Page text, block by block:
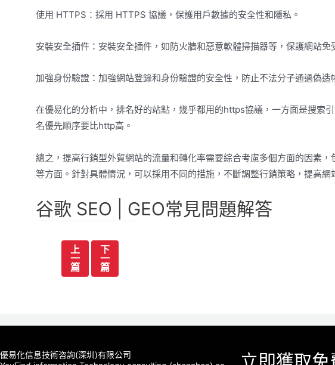
使用 HTTPS：採用 HTTPS 協議，保護用戶數據的安全性和隱私。
安裝安全插件：安裝安全插件，如防火牆和惡意軟體掃描器等，保護網站免
加強身份驗證：加強網站登錄和身份驗證的安全性，防止不法分子通過偽造
在優易化的分析中，排名好的站點，幾乎都用的https協議，一方面是搜索
名優先順序要比http高。
總之，提高行銷型外貿網站的流量和轉化率需要綜合考慮多個方面的因素
等方面。針對具體情況，可以採用不同的措施，不斷調整行銷策略，提高網
谷歌 SEO | GEO常見問題解答
上
一
篇
下
一
篇
優易化信息技術咨詢(深圳)有限公司